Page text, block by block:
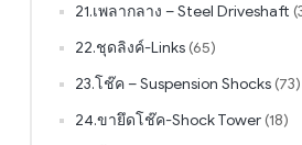
21.เพลากลาง – Steel Driveshaft
22.ชุดลิงค์-Links (65)
23.โช๊ค – Suspension Shocks (73)
24.ขายึดโช๊ค-Shock Tower (18)